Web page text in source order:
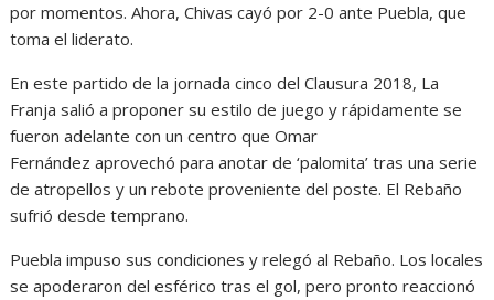
por momentos. Ahora, Chivas cayó por 2-0 ante Puebla, que
toma el liderato.
En este partido de la jornada cinco del Clausura 2018, La
Franja salió a proponer su estilo de juego y rápidamente se
fueron adelante con un centro que Omar
Fernández aprovechó para anotar de ‘palomita’ tras una serie
de atropellos y un rebote proveniente del poste. El Rebaño
sufrió desde temprano.
Puebla impuso sus condiciones y relegó al Rebaño. Los locales
se apoderaron del esférico tras el gol, pero pronto reaccionó